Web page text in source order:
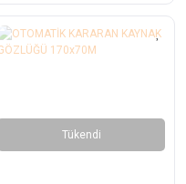
Tükendi